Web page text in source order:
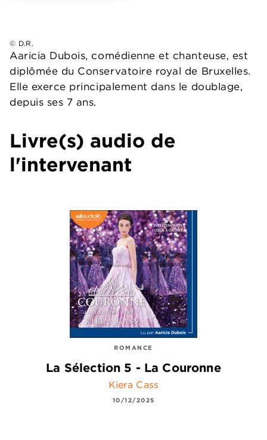
Aaricia Dubois, comédienne et chanteuse, est
diplômée du Conservatoire royal de Bruxelles.
Elle exerce principalement dans le doublage,
depuis ses 7 ans.
© D.R.
Livre(s) audio de
l'intervenant
ROMANCE
La Sélection 5 - La Couronne
Kiera Cass
10/12/2025